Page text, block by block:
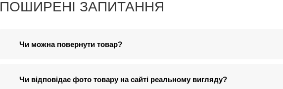
ПОШИРЕНІ ЗАПИТАННЯ
Чи можна повернути товар?
Чи відповідає фото товару на сайті реальному вигляду?